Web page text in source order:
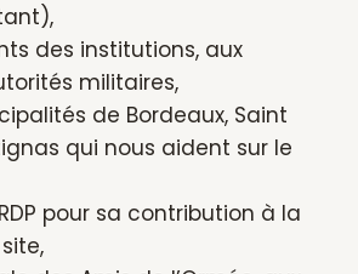
des institutions, aux
militaires,
de Bordeaux, Saint
qui nous aident sur le
RDP pour sa contribution à la